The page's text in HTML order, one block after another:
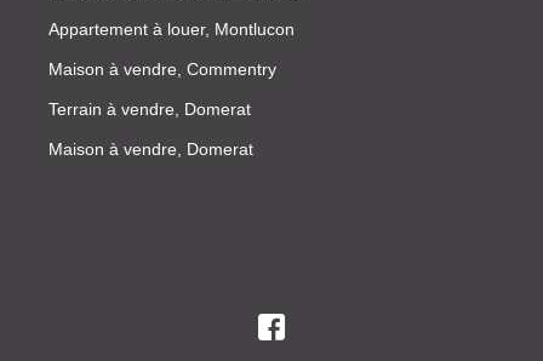
Appartement à louer, Montlucon
Maison à vendre, Commentry
Terrain à vendre, Domerat
Maison à vendre, Domerat